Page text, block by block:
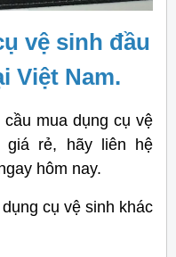
vệ sinh đầu
Việt Nam.
mua dụng cụ vệ
giá rẻ, hãy liên hệ
hôm nay.
cụ vệ sinh khác